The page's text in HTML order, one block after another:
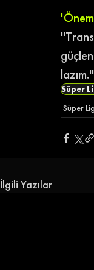
lazım.''
Süper
Süper Lig
İlgili Yazılar